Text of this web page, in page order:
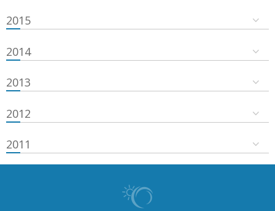
2015
2014
2013
2012
2011